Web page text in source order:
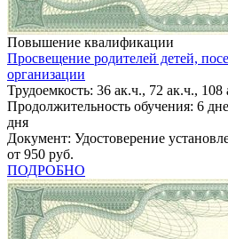
Повышение квалификации
Просвещение родителей детей,
организации
Трудоемкость: 36 ак.ч., 72 ак.ч., 108
Продолжительность обучения: 6
дня
Документ: Удостоверение
от 950 руб.
ПОДРОБНО